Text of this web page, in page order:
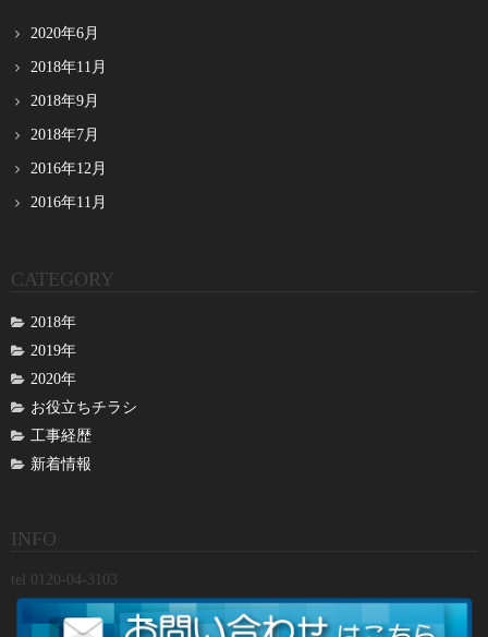
2020年6月
2018年11月
2018年9月
2018年7月
2016年12月
2016年11月
CATEGORY
2018年
2019年
2020年
お役立ちチラシ
工事経歴
新着情報
INFO
tel 0120-04-3103